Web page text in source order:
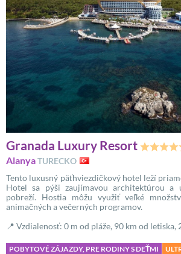
Granada Luxury Resort
AlanyaTURECKO
Tento luxusný päťhviezdičkový hotel leží
Hotel sa pýši zaujímavou architektúrou a
pobreží. Hostia môžu využiť veľké
animačných a večerných programov.
📍 Vzdialenosť: 0 m od pláže, 90 km od letiska,
POBYTOVÉ ZÁJAZDY, PRE RODINY S DEŤMI